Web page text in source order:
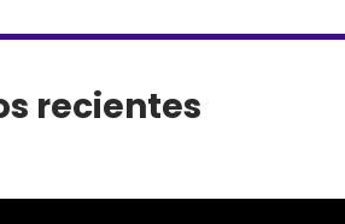
recientes